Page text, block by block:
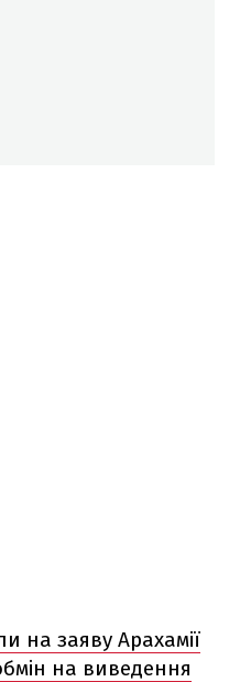
на заяву Арахамії
на виведення